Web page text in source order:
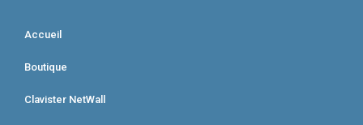
Accueil
Boutique
Clavister NetWall